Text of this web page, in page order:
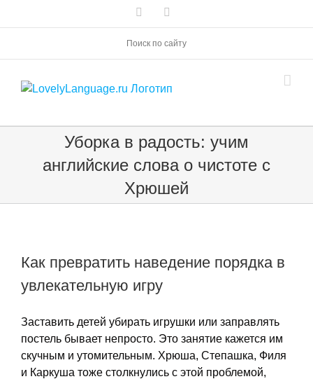
Поиск по сайту
Уборка в радость: учим
английские слова о чистоте с
Хрюшей
Как превратить наведение порядка в
увлекательную игру
Заставить детей убирать игрушки или заправлять
постель бывает непросто. Это занятие кажется им
скучным и утомительным. Хрюша, Степашка, Филя
и Каркуша тоже столкнулись с этой проблемой,